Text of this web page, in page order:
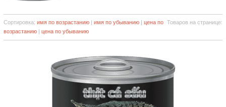
Товаров на странице:
Сортировка: имя по возрастанию| имя по убыванию| цена по
возрастанию| цена по убыванию